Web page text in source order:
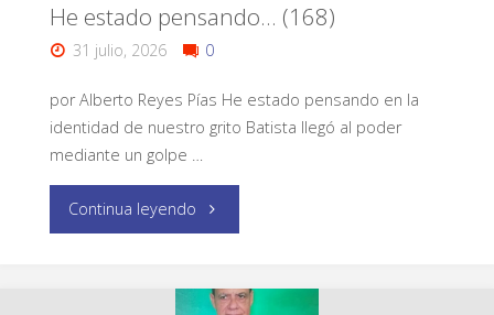
He estado pensando… (168)
31 julio, 2026 0
por Alberto Reyes Pías He estado pensando en la
identidad de nuestro grito Batista llegó al poder
mediante un golpe …
Continua leyendo